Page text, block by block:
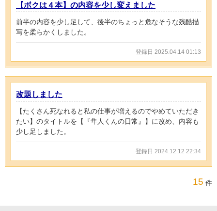
【ボクは４本】の内容を少し変えました
前半の内容を少し足して、後半のちょっと危なそうな残酷描
写を柔らかくしました。
登録日 2025.04.14 01:13
改題しました
【たくさん死なれると私の仕事が増えるのでやめていただき
たい】のタイトルを【『隼人くんの日常』】に改め、内容も
少し足しました。
登録日 2024.12.12 22:34
15 件